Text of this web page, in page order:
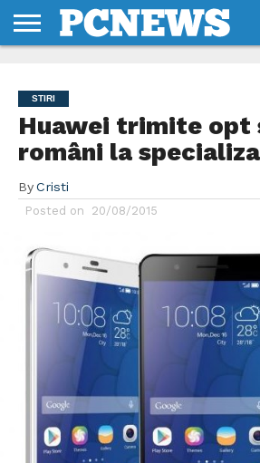
NOI
SI
CONDITII
STIRI
Huawei trimite opt
români la
By Cristi
Posted on 20/08/2015